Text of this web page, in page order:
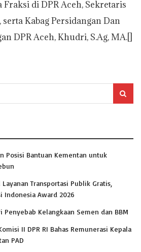
di DPR Aceh, Sekretaris
Kabag Persidangan Dan
DPR Aceh, Khudri, S.Ag, MA.[]
Posisi Bantuan Kementan untuk
Transportasi Publik Gratis,
Indonesia Award 2026
Penyebab Kelangkaan Semen dan BBM
II DPR RI Bahas Remunerasi Kepala
PAD